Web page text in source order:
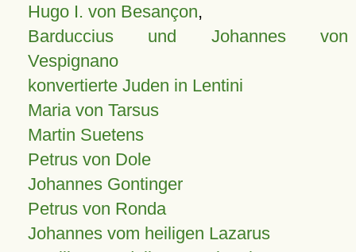
Hugo I. von Besançon,
Barduccius und Johannes von
Vespignano
konvertierte Juden in Lentini
Maria von Tarsus
Martin Suetens
Petrus von Dole
Johannes Gontinger
Petrus von Ronda
Johannes vom heiligen Lazarus